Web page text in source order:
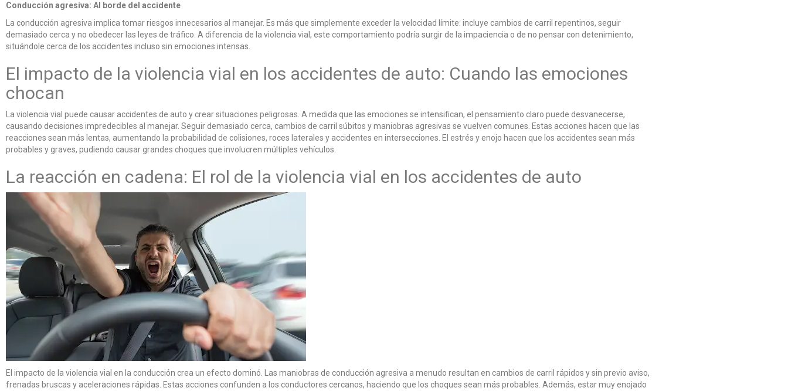
Conducción agresiva: Al borde del accidente
La conducción agresiva implica tomar riesgos innecesarios al manejar. Es más que simplemente exceder la velocidad límite: incluye cambios de carril repentinos, seguir
demasiado cerca y no obedecer las leyes de tráfico. A diferencia de la violencia vial, este comportamiento podría surgir de la impaciencia o de no pensar con detenimiento,
situándole cerca de los accidentes incluso sin emociones intensas.
El impacto de la violencia vial en los accidentes de auto: Cuando las emociones
chocan
La violencia vial puede causar accidentes de auto y crear situaciones peligrosas. A medida que las emociones se intensifican, el pensamiento claro puede desvanecerse,
causando decisiones impredecibles al manejar. Seguir demasiado cerca, cambios de carril súbitos y maniobras agresivas se vuelven comunes. Estas acciones hacen que las
reacciones sean más lentas, aumentando la probabilidad de colisiones, roces laterales y accidentes en intersecciones. El estrés y enojo hacen que los accidentes sean más
probables y graves, pudiendo causar grandes choques que involucren múltiples vehículos.
La reacción en cadena: El rol de la violencia vial en los accidentes de auto
El impacto de la violencia vial en la conducción crea un efecto dominó. Las maniobras de conducción agresiva a menudo resultan en cambios de carril rápidos y sin previo aviso,
frenadas bruscas y aceleraciones rápidas. Estas acciones confunden a los conductores cercanos, haciendo que los choques sean más probables. Además, estar muy enojado